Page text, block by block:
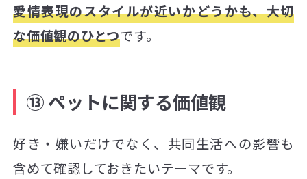
愛情表現のスタイルが近いかどうかも、大切
な価値観のひとつです。
⑬ ペットに関する価値観
好き・嫌いだけでなく、共同生活への影響も
含めて確認しておきたいテーマです。